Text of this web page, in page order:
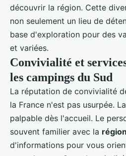
découvrir la région. Cette
non seulement un lieu de
base d'exploration pour des
et variées.
Convivialité et
les campings du Sud
La réputation de convivialité
la France n'est pas usurpée.
palpable dès l'accueil. Le
souvent familier avec la
d'informations pour vous